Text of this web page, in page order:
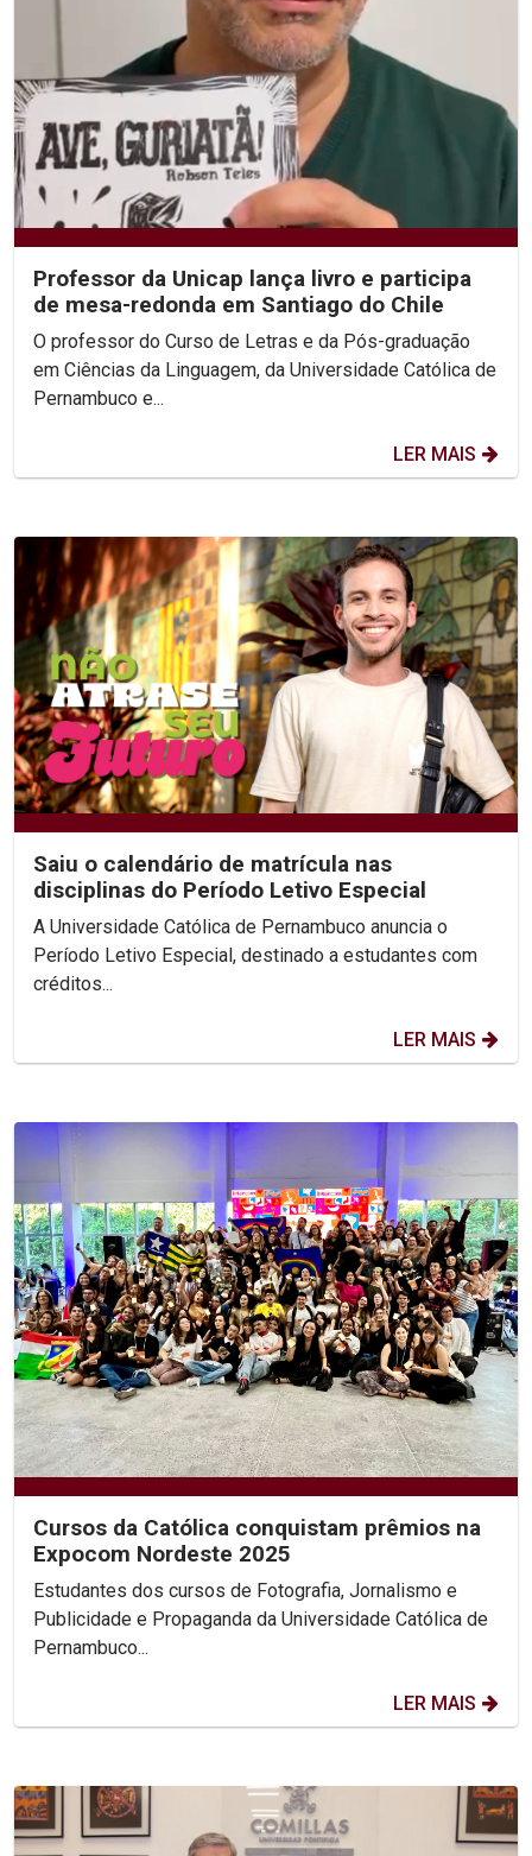
Professor da Unicap lança livro e participa
de mesa-redonda em Santiago do Chile
O professor do Curso de Letras e da Pós-graduação
em Ciências da Linguagem, da Universidade Católica de
Pernambuco e...
LER MAIS
Saiu o calendário de matrícula nas
disciplinas do Período Letivo Especial
A Universidade Católica de Pernambuco anuncia o
Período Letivo Especial, destinado a estudantes com
créditos...
LER MAIS
Cursos da Católica conquistam prêmios na
Expocom Nordeste 2025
Estudantes dos cursos de Fotografia, Jornalismo e
Publicidade e Propaganda da Universidade Católica de
Pernambuco...
LER MAIS